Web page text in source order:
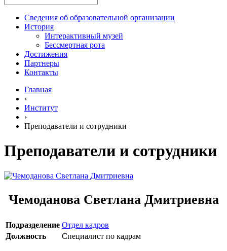
Сведения об образовательной организации
История
Интерактивный музей
Бессмертная рота
Достижения
Партнеры
Контакты
Главная
›
Институт
›
Преподаватели и сотрудники
Преподаватели и сотрудники
Чемоданова Светлана Дмитриевна
Подразделение Отдел кадров
Должность
Специалист по кадрам